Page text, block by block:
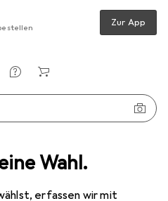
Wahl.
erfassen wir mit
Zur App
Velohelm KED Meggy Original